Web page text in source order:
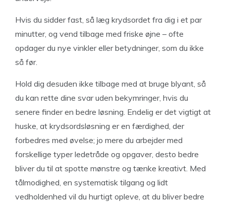
Hvis du sidder fast, så læg krydsordet fra dig i et par
minutter, og vend tilbage med friske øjne – ofte
opdager du nye vinkler eller betydninger, som du ikke
så før.
Hold dig desuden ikke tilbage med at bruge blyant, så
du kan rette dine svar uden bekymringer, hvis du
senere finder en bedre løsning. Endelig er det vigtigt at
huske, at krydsordsløsning er en færdighed, der
forbedres med øvelse; jo mere du arbejder med
forskellige typer ledetråde og opgaver, desto bedre
bliver du til at spotte mønstre og tænke kreativt. Med
tålmodighed, en systematisk tilgang og lidt
vedholdenhed vil du hurtigt opleve, at du bliver bedre